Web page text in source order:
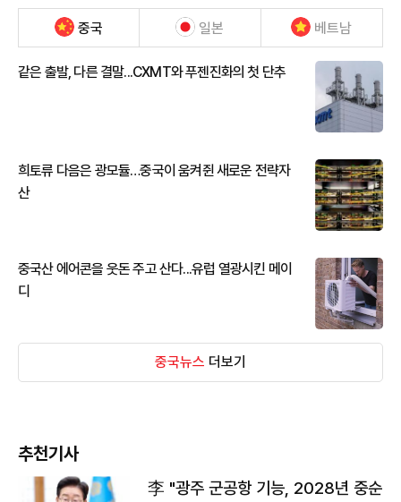
중국 일본 베트남
같은 출발, 다른 결말...CXMT와 푸젠진화의 첫 단추
희토류 다음은 광모듈…중국이 움켜쥔 새로운 전략자
산
중국산 에어콘을 웃돈 주고 산다...유럽 열광시킨 메이
디
중국뉴스 더보기
추천기사
李 "광주 군공항 기능, 2028년 중순